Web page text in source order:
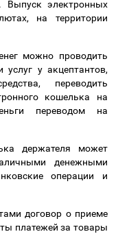
электронных
на территории
можно проводить
у акцептантов,
переводить
кошелька на
переводом на
держателя может
денежными
операции и
договор о приеме
платежей за товары